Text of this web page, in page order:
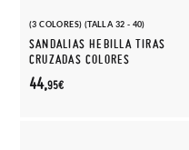
(3 COLORES) (TALLA 32 - 40)
SANDALIAS HEBILLA TIRAS
CRUZADAS COLORES
44,95€